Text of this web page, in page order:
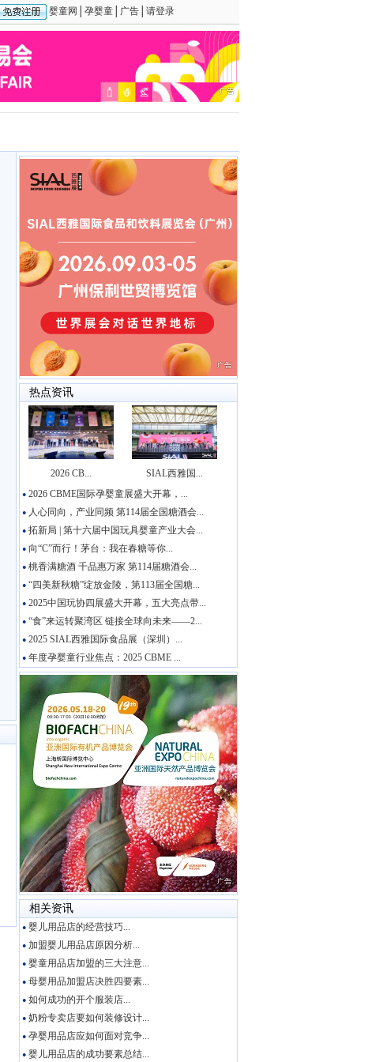
婴童网 孕婴童 广告 请登录
热点资讯
2026 CB... SIAL西雅国...
●2026 CBME国际孕婴童展盛大开幕，...
●人心同向，产业同频 第114届全国糖酒会...
●拓新局 | 第十六届中国玩具婴童产业大会...
●向“C”而行！茅台：我在春糖等你...
●桃香满糖酒 千品惠万家 第114届糖酒会...
●“四美新秋糖”绽放金陵，第113届全国糖...
●2025中国玩协四展盛大开幕，五大亮点带...
●“食”来运转聚湾区 链接全球向未来——2...
●2025 SIAL西雅国际食品展（深圳）...
●年度孕婴童行业焦点：2025 CBME ...
相关资讯
●婴儿用品店的经营技巧...
●加盟婴儿用品店原因分析...
●婴童用品店加盟的三大注意...
●母婴用品加盟店决胜四要素...
●如何成功的开个服装店...
●奶粉专卖店要如何装修设计...
●孕婴用品店应如何面对竞争...
●婴儿用品店的成功要素总结...